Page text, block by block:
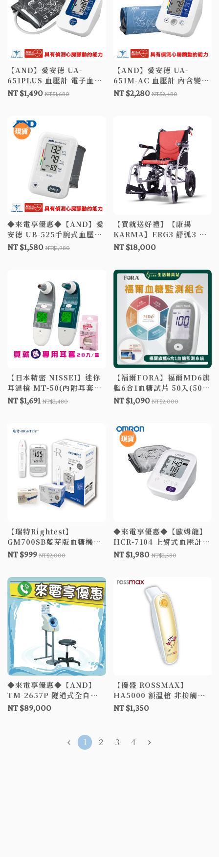
【AND】愛安德 UA-
651PLUS 血壓計 電子血壓
計 具有偵測心房顫動的能力
NT $1,490 NT$1,680
【AND】愛安德 UA-
651M-AC 血壓計 內含變壓
器 電子血壓計 具有偵測心
房顫動的能力
NT $2,280NT$2,480
◆來電享優惠◆【AND】愛
安德 UB-525手腕式血壓計
電子血壓計 愛安德 血壓計
UB525 心房顫動
NT $1,580 NT$1,980
【買就送好禮】【康揚
KARMA】ERG3 舒弧3 輕
量移位型輪椅 小輪 手動輪
椅 外出輪椅 輪椅補助
NT $18,000
【日本精密 NISSEI】迷你
耳溫槍 MT-50(內附耳套4
個，其中1個已安裝)
NT $1,691 NT$2,480
【福爾FORA】福爾MD6旗
艦6合1血糖試片 50入(50片
試片紙+50支採血針)、優惠
組(含主機)
NT $1,090NT$2,000
【瑞特Rightest】
GM700SB藍芽版血糖機組
主機+血糖試紙+採血筆+採
血針
NT $999 NT$2,000
◆來電享優惠◆【歐姆龍】
HCR-7104 上臂式血壓計
日本製 歐姆龍血壓 電子血
壓計 軟式壓脈帶 OMRON
NT $1,980NT$2,580
◆來電享優惠◆【AND】
TM-2657P 隧道式全自動
血壓計 贈桌椅 血壓計 隧道
式血壓計 全自動血壓計
NT $89,000
【優盛 ROSSMAX】
HA5000 額溫槍 非接觸式
額溫槍 紅外線額溫槍 體溫
計 體溫測量
NT $1,350
1 2 3 4